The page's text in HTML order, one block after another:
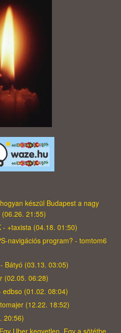
készül Budapest a nagy
21:55)
- +taxista (04.18. 01:50)
navigációs program? - tomtom6
Bátyó (03.13. 03:05)
(02.05. 06:28)
edbso (01.02. 08:04)
(12.22. 18:52)
20:56)